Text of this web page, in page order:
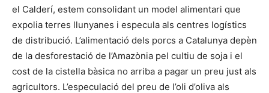
el Calderí, estem consolidant un model alimentari que
expolia terres llunyanes i especula als centres logístics
de distribució. L’alimentació dels porcs a Catalunya depèn
de la desforestació de l’Amazònia pel cultiu de soja i el
cost de la cistella bàsica no arriba a pagar un preu just als
agricultors. L’especulació del preu de l’oli d’oliva als